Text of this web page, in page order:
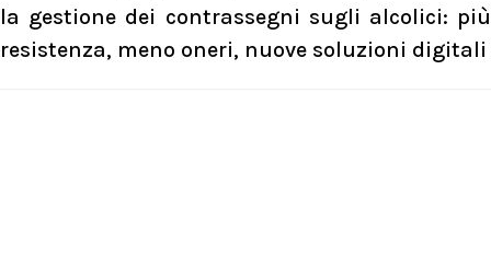
la gestione dei contrassegni sugli alcolici: più
resistenza, meno oneri, nuove soluzioni digitali